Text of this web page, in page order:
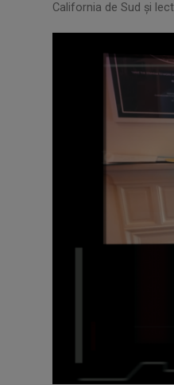
California de Sud și